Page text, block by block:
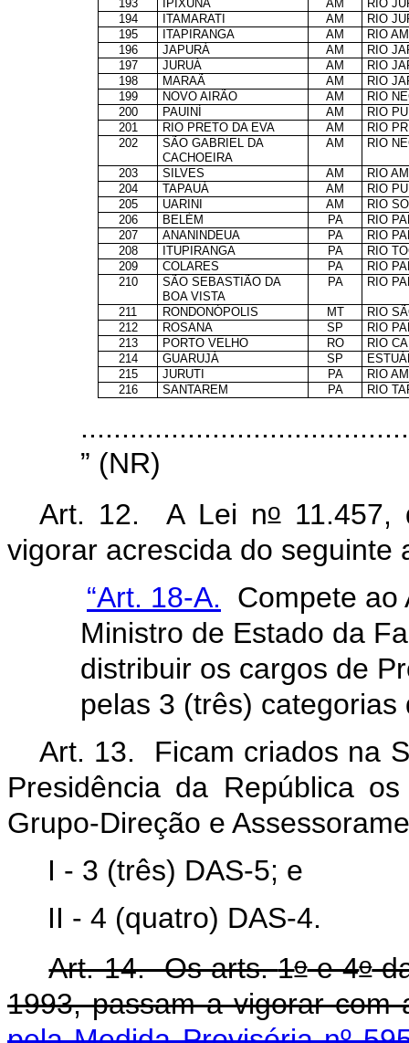
193 IPIXUNA AM
RIO
194
ITAMARATI AM
RIO
195
ITAPIRANGA AM
RIO
196
JAPURÁ AM
RIO
197
JURUÁ AM
RIO
198
MARAÃ AM
RIO
199
NOVO AIRÃO AM
RIO
200
PAUINÍ AM
RIO
201
RIO PRETO DA EVA AM
RIO
202
SÃO GABRIEL DA AM
RIO
CACHOEIRA
203
SILVES AM
RIO
204
TAPAUÁ AM
RIO
205
UARINI AM
RIO
206
BELÉM PA
RIO
207
ANANINDEUA PA
RIO
208
ITUPIRANGA PA
RIO
209
COLARES PA
RIO
210
SÃO SEBASTIÃO DA PA
RIO
BOA VISTA
211
RONDONÓPOLIS MT
RIO
212
ROSANA SP
RIO
213
PORTO VELHO RO
RIO
214
GUARUJÁ SP
215
JURUTI PA
RIO
216
SANTAREM PA RIO
” (NR)
Art. 12. A Lei no11.457,
vigorar acrescida do seguinte
“Art. 18-A. Compete ao
Ministro de Estado da
distribuir os cargos de
pelas 3 (três) categorias
Art. 13. Ficam criados na
Presidência da República
Grupo-Direção e
I - 3 (três) DAS-5; e
II - 4 (quatro) DAS-4.
Art. 14. Os arts.1oe 4o
1993, passam a vigorar com